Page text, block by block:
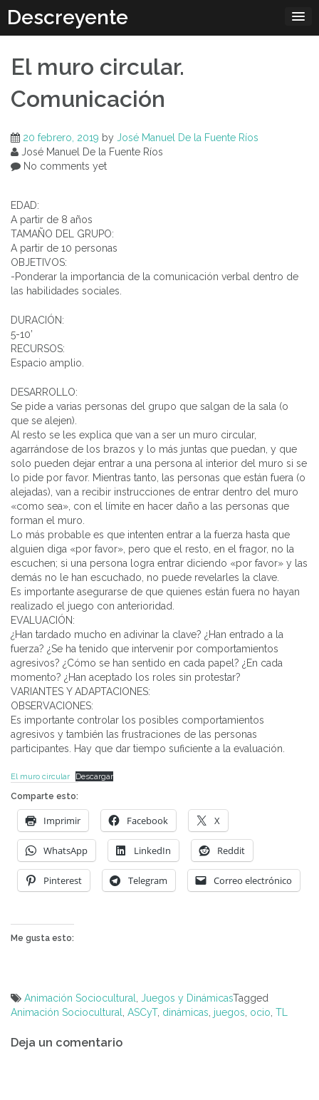
content
Descreyente
El muro circular.
Comunicación
20 febrero, 2019 by José Manuel De la Fuente Ríos
José Manuel De la Fuente Ríos
No comments yet
EDAD:
A partir de 8 años
TAMAÑO DEL GRUPO:
A partir de 10 personas
OBJETIVOS:
-Ponderar la importancia de la comunicación verbal dentro de
las habilidades sociales.
DURACIÓN:
5-10’
RECURSOS:
Espacio amplio.
DESARROLLO:
Se pide a varias personas del grupo que salgan de la sala (o
que se alejen).
Al resto se les explica que van a ser un muro circular,
agarrándose de los brazos y lo más juntas que puedan, y que
solo pueden dejar entrar a una persona al interior del muro si se
lo pide por favor. Mientras tanto, las personas que están fuera (o
alejadas), van a recibir instrucciones de entrar dentro del muro
«como sea», con el límite en hacer daño a las personas que
forman el muro.
Lo más probable es que intenten entrar a la fuerza hasta que
alguien diga «por favor», pero que el resto, en el fragor, no la
escuchen; si una persona logra entrar diciendo «por favor» y las
demás no le han escuchado, no puede revelarles la clave.
Es importante asegurarse de que quienes están fuera no hayan
realizado el juego con anterioridad.
EVALUACIÓN:
¿Han tardado mucho en adivinar la clave? ¿Han entrado a la
fuerza? ¿Se ha tenido que intervenir por comportamientos
agresivos? ¿Cómo se han sentido en cada papel? ¿En cada
momento? ¿Han aceptado los roles sin protestar?
VARIANTES Y ADAPTACIONES:
OBSERVACIONES:
Es importante controlar los posibles comportamientos
agresivos y también las frustraciones de las personas
participantes. Hay que dar tiempo suficiente a la evaluación.
El muro circular
Descargar
Comparte esto:
Imprimir Facebook X
WhatsApp LinkedIn Reddit
Pinterest Telegram Correo electrónico
Me gusta esto:
Animación Sociocultural Juegos y DinámicasTagged
Animación Sociocultural
ASCyT, dinámicas juegos ocio TL
de
Deja un comentario